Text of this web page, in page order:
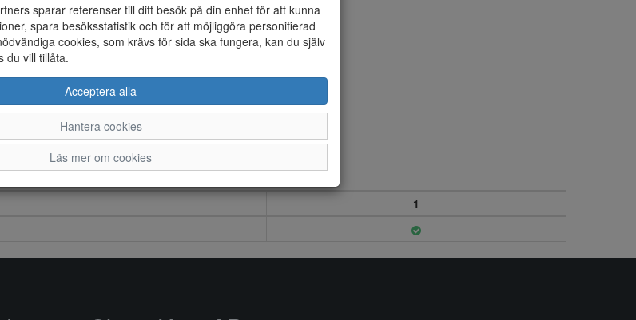
1
sparar referenser till ditt besök på din enhet för att kunna
spara besöksstatistik och för att möjliggöra personifierad
cookies, som krävs för sida ska fungera, kan du själv
du vill tillåta.
Acceptera alla
Hantera cookies
Läs mer om cookies